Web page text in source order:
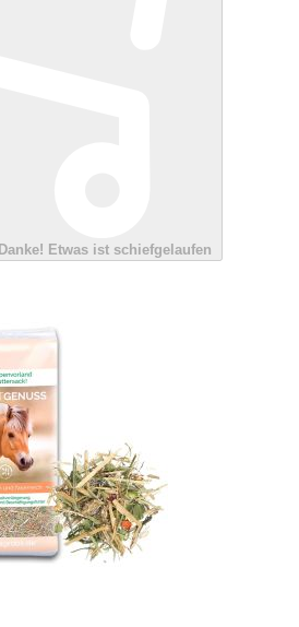
Danke! Etwas ist schiefgelaufen